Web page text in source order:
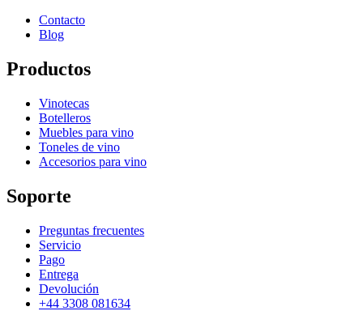
Contacto
Blog
Productos
Vinotecas
Botelleros
Muebles para vino
Toneles de vino
Accesorios para vino
Soporte
Preguntas frecuentes
Servicio
Pago
Entrega
Devolución
+44 3308 081634